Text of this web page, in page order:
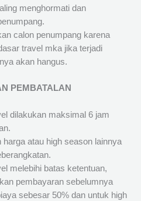
menghormati dan
calon penumpang karena
travel mka jika terjadi
akan hangus.
PEMBATALAN
dilakukan maksimal 6 jam
atau high season lainnya
melebihi batas ketentuan,
pembayaran sebelumnya
sebesar 50% dan untuk high